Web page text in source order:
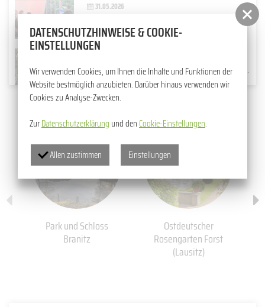
31.05.2026
OPEN AIR KONZERT "FRÜHLINGSSYMPHONIEN ZWISCHEN DEN ROSEN"
Musik im Park 2026
SCHNITTROSENSCHAU AKTIV MITGESTALTEN PROJEKT „STRUKTUREN WANDELN – GEMEINSAM NACHHALTIG GESTALTEN“ STARTET DURCH
Schnittrosenschau als regionales
Highlight
Park und Schloss
Branitz
Ostdeutscher
Rosengarten Forst
(Lausitz)
DATENSCHUTZHINWEISE & COOKIE-
EINSTELLUNGEN
Wir verwenden Cookies, um Ihnen die Inhalte und Funktionen der
Website bestmöglich anzubieten. Darüber hinaus verwenden wir
Cookies zu Analyse-Zwecken.
ZurDatenschutzerklärung und denCookie-Einstellungen.
Allen zustimmen Einstellungen